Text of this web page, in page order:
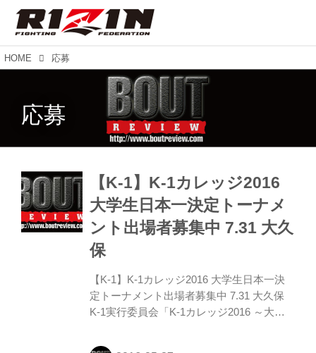
HOME 応募
応募
【K-1】K-1カレッジ2016
大学生日本一決定トーナメ
ント出場者募集中 7.31 大久
保
【K-1】K-1カレッジ2016 大学生日本一決
定トーナメント出場者募集中 7.31 大久保
K-1実行委員会「K-1カレッジ2016 ～大学
31日(日)東京・GENスポーツパレス （決戦